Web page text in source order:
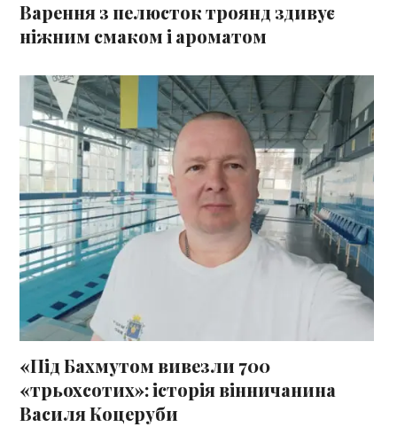
Варення з пелюсток троянд здивує
ніжним смаком і ароматом
«Під Бахмутом вивезли 700
«трьохсотих»: історія вінничанина
Василя Коцеруби